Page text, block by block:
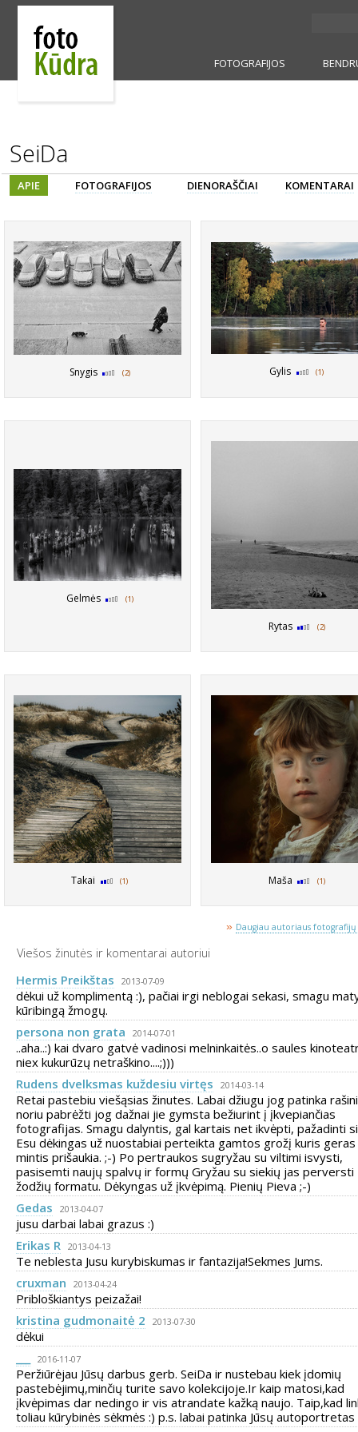
FOTOGRAFIJOS
SeiDa
APIE FOTOGRAFIJOS DIENORAŠČIAI KOMENTARAI
Snygis (2) Gylis (1)
Gelmės (1)
Rytas (2)
Takai (1) Maša (1)
» Daugiau autoriaus fotografijų
Viešos žinutės ir komentarai autoriui
Hermis Preikštas
2013-07-09
dėkui už komplimentą :), pačiai irgi neblogai sekasi, smagu
kūribingą žmogų.
persona non grata
2014-07-01
..aha..:) kai dvaro gatvė vadinosi melninkaitės..o saules
niex kukurūzų netraškino....;)))
Rudens dvelksmas kuždesiu virtęs
2014-03-14
Retai pastebiu viešąsias žinutes. Labai džiugu jog patinka
noriu pabrėžti jog dažnai jie gymsta bežiurint į įkvepiančias
fotografijas. Smagu dalyntis, gal kartais net ikvėpti, pažadinti
Esu dėkingas už nuostabiai perteikta gamtos grožį kuris geras
mintis prišaukia. ;-) Po pertraukos sugryžau su viltimi isvysti,
pasisemti naujų spalvų ir formų Gryžau su siekių jas perversti
žodžių formatu. Dėkyngas už įkvėpimą. Pienių Pieva ;-)
Gedas
2013-04-07
jusu darbai labai grazus :)
Erikas R 2013-04-13
Te neblesta Jusu kurybiskumas ir fantazija!Sekmes Jums.
cruxman
2013-04-24
Pribloškiantys peizažai!
kristina gudmonaitė 2
2013-07-30
dėkui
2016-11-07
Peržiūrėjau Jūsų darbus gerb. SeiDa ir nustebau kiek įdomių
pastebėjimų,minčių turite savo kolekcijoje.Ir kaip matosi,kad
įkvėpimas dar nedingo ir vis atrandate kažką naujo. Taip,kad
toliau kūrybinės sėkmės :) p.s. labai patinka Jūsų autoportretas